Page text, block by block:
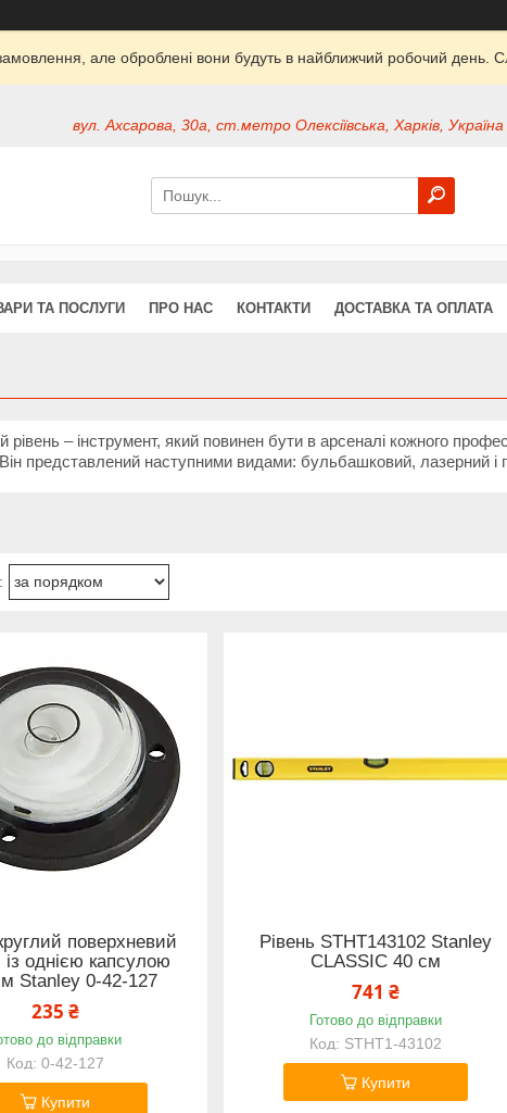
але оброблені вони будуть в найближчий робочий день.
вул. Ахсарова, 30а, ст.метро Олексіївська, Харків, Україна
ТА ПОСЛУГИ ПРО НАС КОНТАКТИ ДОСТАВКА ТА ОПЛАТА
рівень – інструмент, який повинен бути в арсеналі кожного
представлений наступними видами: бульбашковий, лазерний і
поверхневий
однією капсулою
Stanley 0-42-127
235 ₴
до відправки
0-42-127
Купити
Рівень STHT143102 Stanley
CLASSIC 40 см
741 ₴
Готово до відправки
STHT1-43102
Купити